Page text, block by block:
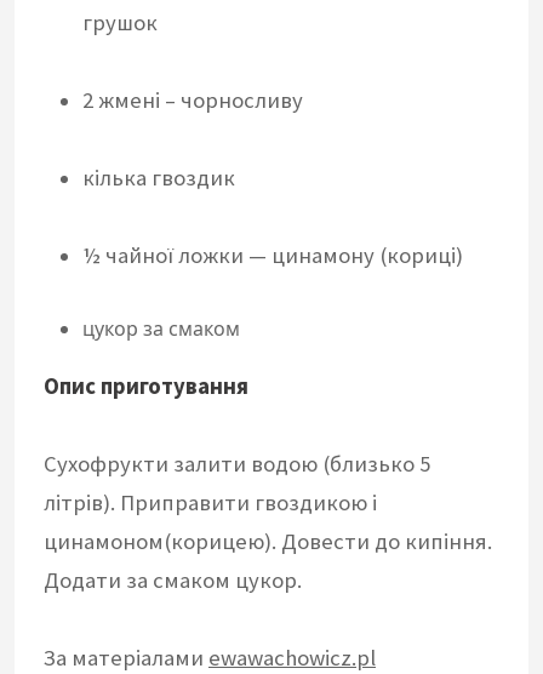
грушок
2 жмені – чорносливу
кілька гвоздик
½ чайної ложки — цинамону (кориці)
цукор за смаком
Опис приготування
Сухофрукти залити водою (близько 5
літрів). Приправити гвоздикою і
цинамоном(корицею). Довести до кипіння.
Додати за смаком цукор.
За матеріалами ewawachowicz.pl